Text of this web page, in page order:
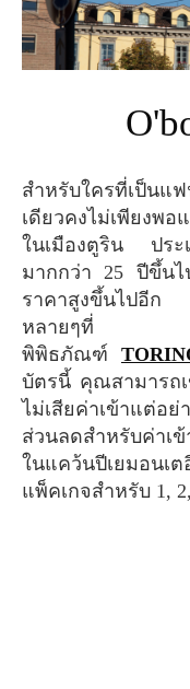
สำหรับใครที่เป็นแฟนพิพิธภัณฑ์ บอกได้เลยว่าแค่วัน
เดียวคงไม่เพียงพ
ในเมืองตูริน ประ
มากกว่า 25 ปีขึ้น
ราคาสูงขึ้นไปอีก
หลายๆที่
พิพิธภัณฑ์
บัตรนี้ คุณสามารถ
ไม่เสียค่าเข้าแต่
ส่วนลดสำหรับค่าเ
ในแคว้นปีเยมอน
แพ็คเกจสำหรับ 1,